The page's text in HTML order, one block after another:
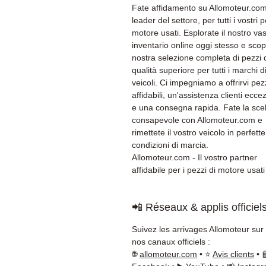
Fate affidamento su
leader del settore, per tutti i vostri
motore usati. Esplorate il nostro
inventario online oggi stesso e
nostra selezione completa di pezzi
qualità superiore per tutti i marchi di
veicoli. Ci impegniamo a offrirvi
affidabili, un'assistenza clienti
e una consegna rapida. Fate la
consapevole con Allomoteur.com e
rimettete il vostro veicolo in perfette
condizioni di marcia.
Allomoteur.com - Il vostro partner
affidabile per i pezzi di motore usati
📲 Réseaux & applis
Suivez les arrivages Allomoteur sur
nos canaux officiels :
🌐allomoteur.com • ⭐ Avis clients •